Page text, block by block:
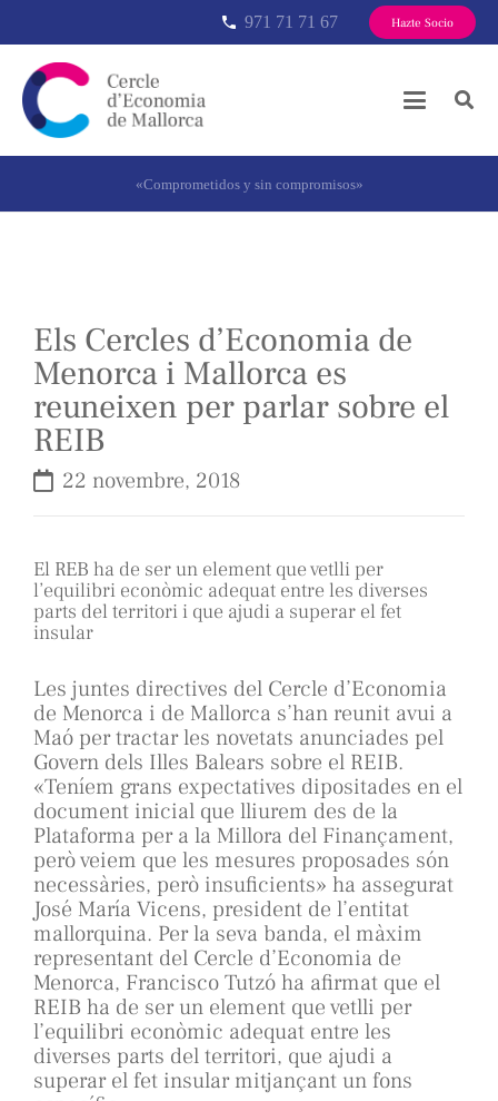
phone 971 71 71 67 Hazte Socio
«Comprometidos y sin compromisos»
Els Cercles d’Economia de
Menorca i Mallorca es
reuneixen per parlar sobre el
REIB
22 novembre, 2018
El REB ha de ser un element que vetlli per
l’equilibri econòmic adequat entre les diverses
parts del territori i que ajudi a superar el fet
insular
Les juntes directives del Cercle d’Economia
de Menorca i de Mallorca s’han reunit avui a
Maó per tractar les novetats anunciades pel
Govern dels Illes Balears sobre el REIB.
«Teníem grans expectatives dipositades en el
document inicial que lliurem des de la
Plataforma per a la Millora del Finançament,
però veiem que les mesures proposades són
necessàries, però insuficients» ha assegurat
José María Vicens, president de l’entitat
mallorquina. Per la seva banda, el màxim
representant del Cercle d’Economia de
Menorca, Francisco Tutzó ha afirmat que el
REIB ha de ser un element que vetlli per
l’equilibri econòmic adequat entre les
diverses parts del territori, que ajudi a
superar el fet insular mitjançant un fons